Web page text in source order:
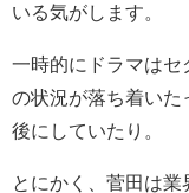
いる気がします。
一時的にドラマはセ
の状況が落ち着いた
後にしていたり。
とにかく、菅田は